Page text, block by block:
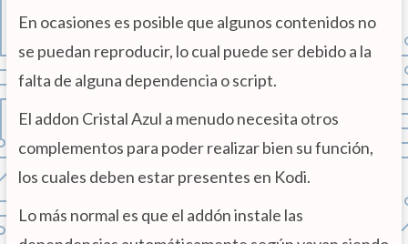
En ocasiones es posible que algunos contenidos no
se puedan reproducir, lo cual puede ser debido a la
falta de alguna dependencia o script.
El addon Cristal Azul a menudo necesita otros
complementos para poder realizar bien su función,
los cuales deben estar presentes en Kodi.
Lo más normal es que el addón instale las